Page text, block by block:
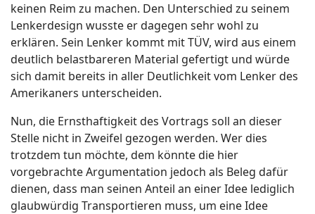
keinen Reim zu machen. Den Unterschied zu seinem
Lenkerdesign wusste er dagegen sehr wohl zu
erklären. Sein Lenker kommt mit TÜV, wird aus einem
deutlich belastbareren Material gefertigt und würde
sich damit bereits in aller Deutlichkeit vom Lenker des
Amerikaners unterscheiden.
Nun, die Ernsthaftigkeit des Vortrags soll an dieser
Stelle nicht in Zweifel gezogen werden. Wer dies
trotzdem tun möchte, dem könnte die hier
vorgebrachte Argumentation jedoch als Beleg dafür
dienen, dass man seinen Anteil an einer Idee lediglich
glaubwürdig Transportieren muss, um eine Idee